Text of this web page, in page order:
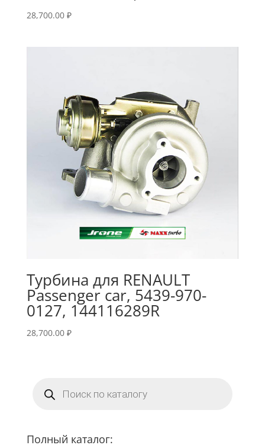
28,700.00 ₽
Турбина для RENAULT
Passenger car, 5439-970-
0127, 144116289R
28,700.00 ₽
товаров
Полный каталог: